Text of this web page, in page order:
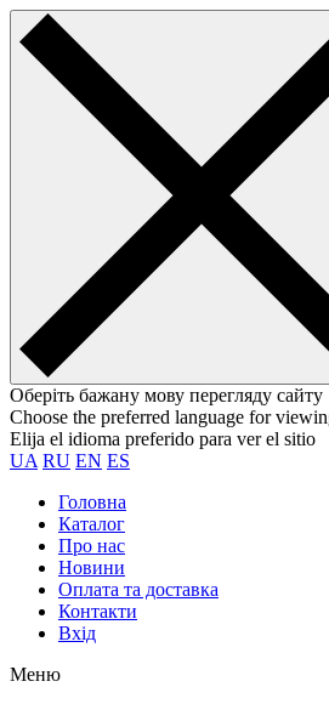
Оберіть бажану мову перегляду сайту
Choose the preferred language for
Elija el idioma preferido para ver el sitio
UA RU EN ES
Головна
Каталог
Про нас
Новини
Оплата та доставка
Контакти
Вхiд
Меню